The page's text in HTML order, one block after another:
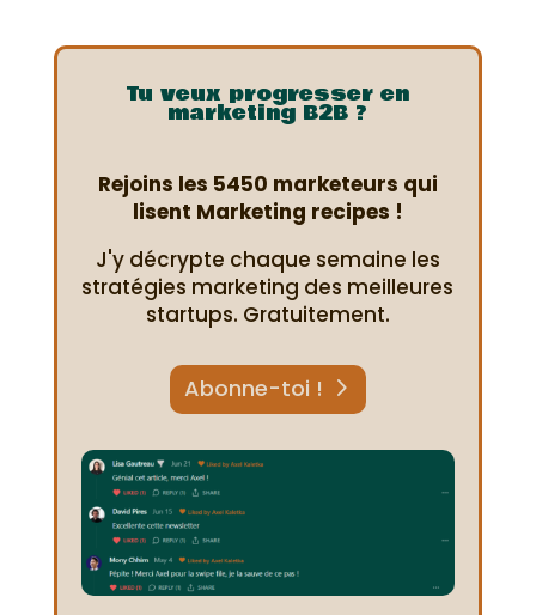
Tu veux progresser en
marketing B2B ?
Rejoins les 5450 marketeurs qui
lisent Marketing recipes !
J'y décrypte chaque semaine les
stratégies marketing des meilleures
startups. Gratuitement.
Abonne-toi !